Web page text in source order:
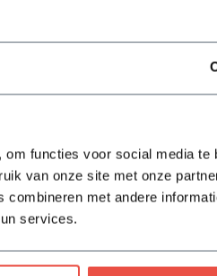
functies voor social media te
van onze site met onze
met andere
services.